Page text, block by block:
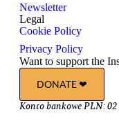
Newsletter
Legal
Cookie Policy
Privacy Policy
Want to support the
DONATE ❤︎
Konto bankowe PLN: 02